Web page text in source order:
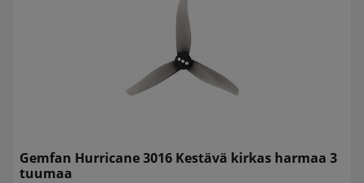
Gemfan Hurricane 3016 Kestävä kirkas harmaa 3
tuumaa